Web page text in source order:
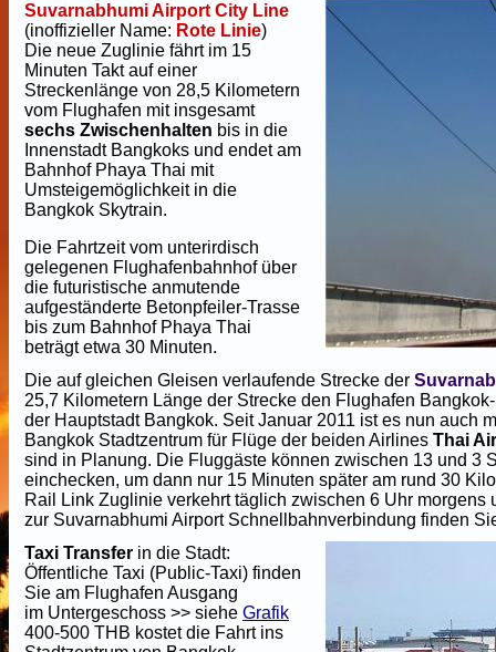
Suvarnabhumi Airport City Line
(inoffizieller Name: Rote Linie)
Die neue Zuglinie fährt im 15
Minuten Takt auf einer
Streckenlänge von 28,5 Kilometern
vom Flughafen mit insgesamt
sechs Zwischenhalten bis in die
Innenstadt Bangkoks und endet am
Bahnhof Phaya Thai mit
Umsteigemöglichkeit in die
Bangkok Skytrain.
Die Fahrtzeit vom unterirdisch
gelegenen Flughafenbahnhof über
die futuristische anmutende
aufgeständerte Betonpfeiler-Trasse
bis zum Bahnhof Phaya Thai
beträgt etwa 30 Minuten.
Die auf gleichen Gleisen verlaufende Strecke der
25,7 Kilometern Länge der Strecke den Flughafen
der Hauptstadt Bangkok. Seit Januar 2011 ist es nun auch
Bangkok Stadtzentrum für Flüge der beiden Airlines Thai
sind in Planung. Die Fluggäste können zwischen 13 und 3
einchecken, um dann nur 15 Minuten später am rund 30
Rail Link Zuglinie verkehrt täglich zwischen 6 Uhr
zur Suvarnabhumi Airport Schnellbahnverbindung finden
Taxi Transfer in die Stadt:
Öffentliche Taxi (Public-Taxi) finden
Sie am Flughafen Ausgang
im Untergeschoss >> siehe Grafik
400-500 THB kostet die Fahrt ins